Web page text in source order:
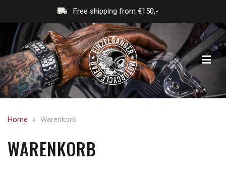
Free shipping from €150,-
Home » Warenkorb
WARENKORB